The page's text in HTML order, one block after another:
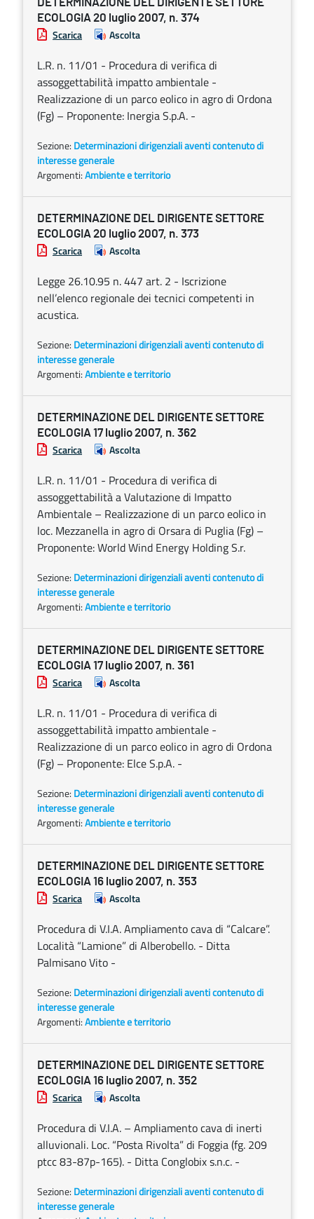
DETERMINAZIONE DEL DIRIGENTE SETTORE
ECOLOGIA 20 luglio 2007, n. 374
Scarica Ascolta
L.R. n. 11/01 - Procedura di verifica di
assoggettabilità impatto ambientale -
Realizzazione di un parco eolico in agro di Ordona
(Fg) – Proponente: Inergia S.p.A. -
Sezione: Determinazioni dirigenziali aventi contenuto di
interesse generale
Argomenti:Ambiente e territorio
DETERMINAZIONE DEL DIRIGENTE SETTORE
ECOLOGIA 20 luglio 2007, n. 373
Scarica Ascolta
Legge 26.10.95 n. 447 art. 2 - Iscrizione
nell’elenco regionale dei tecnici competenti in
acustica.
Sezione: Determinazioni dirigenziali aventi contenuto di
interesse generale
Argomenti:Ambiente e territorio
DETERMINAZIONE DEL DIRIGENTE SETTORE
ECOLOGIA 17 luglio 2007, n. 362
Scarica Ascolta
L.R. n. 11/01 - Procedura di verifica di
assoggettabilità a Valutazione di Impatto
Ambientale – Realizzazione di un parco eolico in
loc. Mezzanella in agro di Orsara di Puglia (Fg) –
Proponente: World Wind Energy Holding S.r.
Sezione: Determinazioni dirigenziali aventi contenuto di
interesse generale
Argomenti:Ambiente e territorio
DETERMINAZIONE DEL DIRIGENTE SETTORE
ECOLOGIA 17 luglio 2007, n. 361
Scarica Ascolta
L.R. n. 11/01 - Procedura di verifica di
assoggettabilità impatto ambientale -
Realizzazione di un parco eolico in agro di Ordona
(Fg) – Proponente: Elce S.p.A. -
Sezione: Determinazioni dirigenziali aventi contenuto di
interesse generale
Argomenti:Ambiente e territorio
DETERMINAZIONE DEL DIRIGENTE SETTORE
ECOLOGIA 16 luglio 2007, n. 353
Scarica Ascolta
Procedura di V.I.A. Ampliamento cava di “Calcare”.
Località “Lamione” di Alberobello. - Ditta
Palmisano Vito -
Sezione: Determinazioni dirigenziali aventi contenuto di
interesse generale
Argomenti:Ambiente e territorio
DETERMINAZIONE DEL DIRIGENTE SETTORE
ECOLOGIA 16 luglio 2007, n. 352
Scarica Ascolta
Procedura di V.I.A. – Ampliamento cava di inerti
alluvionali. Loc. “Posta Rivolta” di Foggia (fg. 209
ptcc 83-87p-165). - Ditta Conglobix s.n.c. -
Sezione: Determinazioni dirigenziali aventi contenuto di
interesse generale